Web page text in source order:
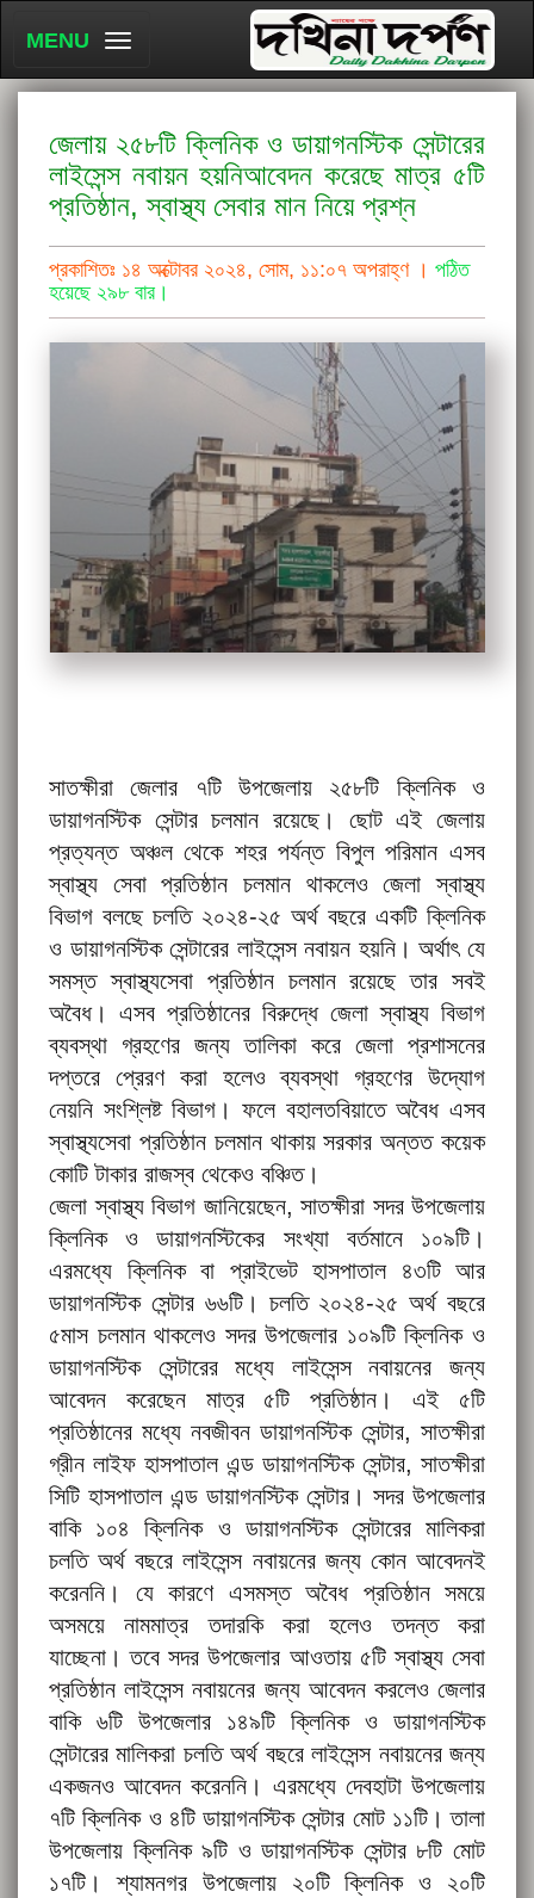
MENU
জেলায় ২৫৮টি ক্লিনিক ও ডায়াগনস্টিক সেন্টারের
লাইসেন্স নবায়ন হয়নিআবেদন করেছে মাত্র ৫টি
প্রতিষ্ঠান, স্বাস্থ্য সেবার মান নিয়ে প্রশ্ন
প্রকাশিতঃ ১৪ অক্টোবর ২০২৪, সোম, ১১:০৭ অপরাহ্ণ । পঠিত
হয়েছে ২৯৮ বার।
সাতক্ষীরা জেলার ৭টি উপজেলায় ২৫৮টি ক্লিনিক ও
ডায়াগনস্টিক সেন্টার চলমান রয়েছে। ছোট এই জেলায়
প্রত্যন্ত অঞ্চল থেকে শহর পর্যন্ত বিপুল পরিমান এসব
স্বাস্থ্য সেবা প্রতিষ্ঠান চলমান থাকলেও জেলা স্বাস্থ্য
বিভাগ বলছে চলতি ২০২৪-২৫ অর্থ বছরে একটি ক্লিনিক
ও ডায়াগনস্টিক সেন্টারের লাইসেন্স নবায়ন হয়নি। অর্থাৎ যে
সমস্ত স্বাস্থ্যসেবা প্রতিষ্ঠান চলমান রয়েছে তার সবই
অবৈধ। এসব প্রতিষ্ঠানের বিরুদ্ধে জেলা স্বাস্থ্য বিভাগ
ব্যবস্থা গ্রহণের জন্য তালিকা করে জেলা প্রশাসনের
দপ্তরে প্রেরণ করা হলেও ব্যবস্থা গ্রহণের উদ্যোগ
নেয়নি সংশ্লিষ্ট বিভাগ। ফলে বহালতবিয়াতে অবৈধ এসব
স্বাস্থ্যসেবা প্রতিষ্ঠান চলমান থাকায় সরকার অন্তত কয়েক
কোটি টাকার রাজস্ব থেকেও বঞ্চিত।
জেলা স্বাস্থ্য বিভাগ জানিয়েছেন, সাতক্ষীরা সদর উপজেলায়
ক্লিনিক ও ডায়াগনস্টিকের সংখ্যা বর্তমানে ১০৯টি।
এরমধ্যে ক্লিনিক বা প্রাইভেট হাসপাতাল ৪৩টি আর
ডায়াগনস্টিক সেন্টার ৬৬টি। চলতি ২০২৪-২৫ অর্থ বছরে
৫মাস চলমান থাকলেও সদর উপজেলার ১০৯টি ক্লিনিক ও
ডায়াগনস্টিক সেন্টারের মধ্যে লাইসেন্স নবায়নের জন্য
আবেদন করেছেন মাত্র ৫টি প্রতিষ্ঠান। এই ৫টি
প্রতিষ্ঠানের মধ্যে নবজীবন ডায়াগনস্টিক সেন্টার, সাতক্ষীরা
গ্রীন লাইফ হাসপাতাল এন্ড ডায়াগনস্টিক সেন্টার, সাতক্ষীরা
সিটি হাসপাতাল এন্ড ডায়াগনস্টিক সেন্টার। সদর উপজেলার
বাকি ১০৪ ক্লিনিক ও ডায়াগনস্টিক সেন্টারের মালিকরা
চলতি অর্থ বছরে লাইসেন্স নবায়নের জন্য কোন আবেদনই
করেননি। যে কারণে এসমস্ত অবৈধ প্রতিষ্ঠান সময়ে
অসময়ে নামমাত্র তদারকি করা হলেও তদন্ত করা
যাচ্ছেনা। তবে সদর উপজেলার আওতায় ৫টি স্বাস্থ্য সেবা
প্রতিষ্ঠান লাইসেন্স নবায়নের জন্য আবেদন করলেও জেলার
বাকি ৬টি উপজেলার ১৪৯টি ক্লিনিক ও ডায়াগনস্টিক
সেন্টারের মালিকরা চলতি অর্থ বছরে লাইসেন্স নবায়নের জন্য
একজনও আবেদন করেননি। এরমধ্যে দেবহাটা উপজেলায়
৭টি ক্লিনিক ও ৪টি ডায়াগনস্টিক সেন্টার মোট ১১টি। তালা
উপজেলায় ক্লিনিক ৯টি ও ডায়াগনস্টিক সেন্টার ৮টি মোট
১৭টি। শ্যামনগর উপজেলায় ২০টি ক্লিনিক ও ২০টি